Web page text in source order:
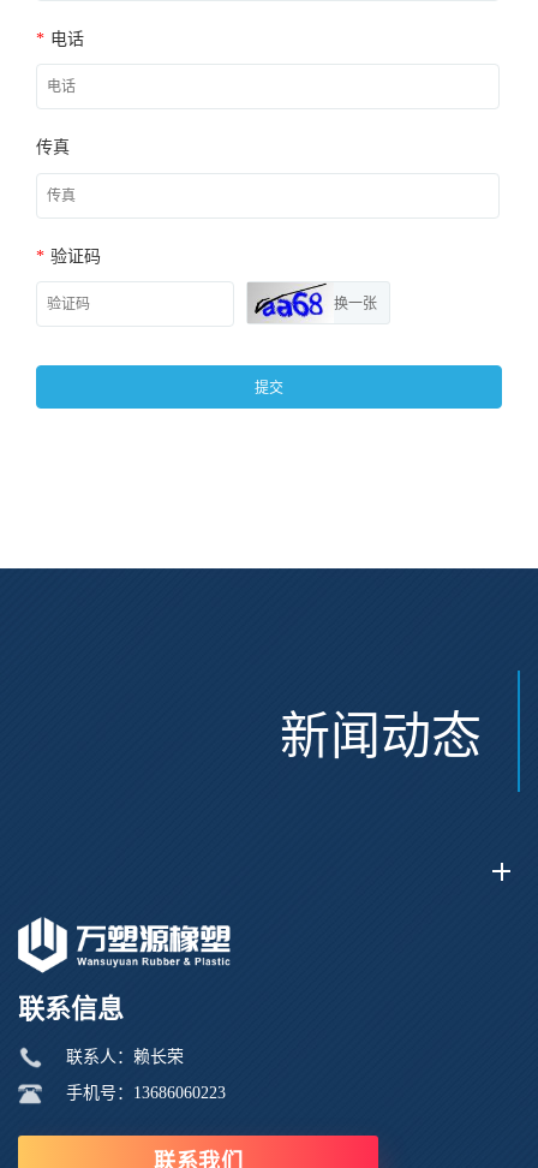
* 电话
传真
* 验证码
换一张
提交
新闻动态
联系信息
联系人：赖长荣
手机号：13686060223
联系我们